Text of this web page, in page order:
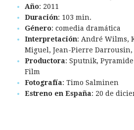
Año: 2011
Duración: 103 min.
Género: comedia dramática
Interpretación: André Wilms,
Miguel, Jean-Pierre Darrousin,
Productora: Sputnik,
Film
Fotografía: Timo Salminen
Estreno en España: 20 de